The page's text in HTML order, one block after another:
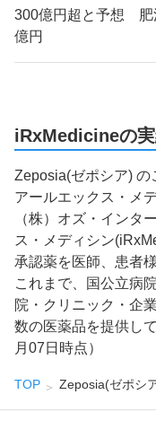
300億円超と予想 肥
億円
iRxMedicineの
Zeposia(ゼポシア) の
アールエックス・メ
（株）オズ・インタ
ス・メディシン
承認薬を医師、患者
これまで、国公立病
院・クリニック・企業
数の医薬品を提供し
月07日時点）
TOP Zeposia(ゼポシ